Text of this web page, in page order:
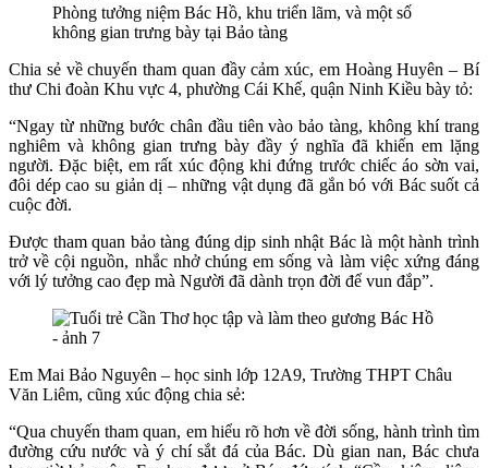
Phòng tưởng niệm Bác Hồ, khu triển lãm, và một số
không gian trưng bày tại Bảo tàng
Chia sẻ về chuyến tham quan đầy cảm xúc, em Hoàng Huyên – Bí
thư Chi đoàn Khu vực 4, phường Cái Khế, quận Ninh Kiều bày tỏ:
“Ngay từ những bước chân đầu tiên vào bảo tàng, không khí trang
nghiêm và không gian trưng bày đầy ý nghĩa đã khiến em lặng
người. Đặc biệt, em rất xúc động khi đứng trước chiếc áo sờn vai,
đôi dép cao su giản dị – những vật dụng đã gắn bó với Bác suốt cả
cuộc đời.
Được tham quan bảo tàng đúng dịp sinh nhật Bác là một hành trình
trở về cội nguồn, nhắc nhở chúng em sống và làm việc xứng đáng
với lý tưởng cao đẹp mà Người đã dành trọn đời để vun đắp”.
Em Mai Bảo Nguyên – học sinh lớp 12A9, Trường THPT Châu
Văn Liêm, cũng xúc động chia sẻ:
“Qua chuyến tham quan, em hiểu rõ hơn về đời sống, hành trình tìm
đường cứu nước và ý chí sắt đá của Bác. Dù gian nan, Bác chưa